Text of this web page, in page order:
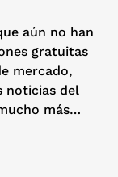
aún no han
gratuitas
mercado,
noticias del
más…